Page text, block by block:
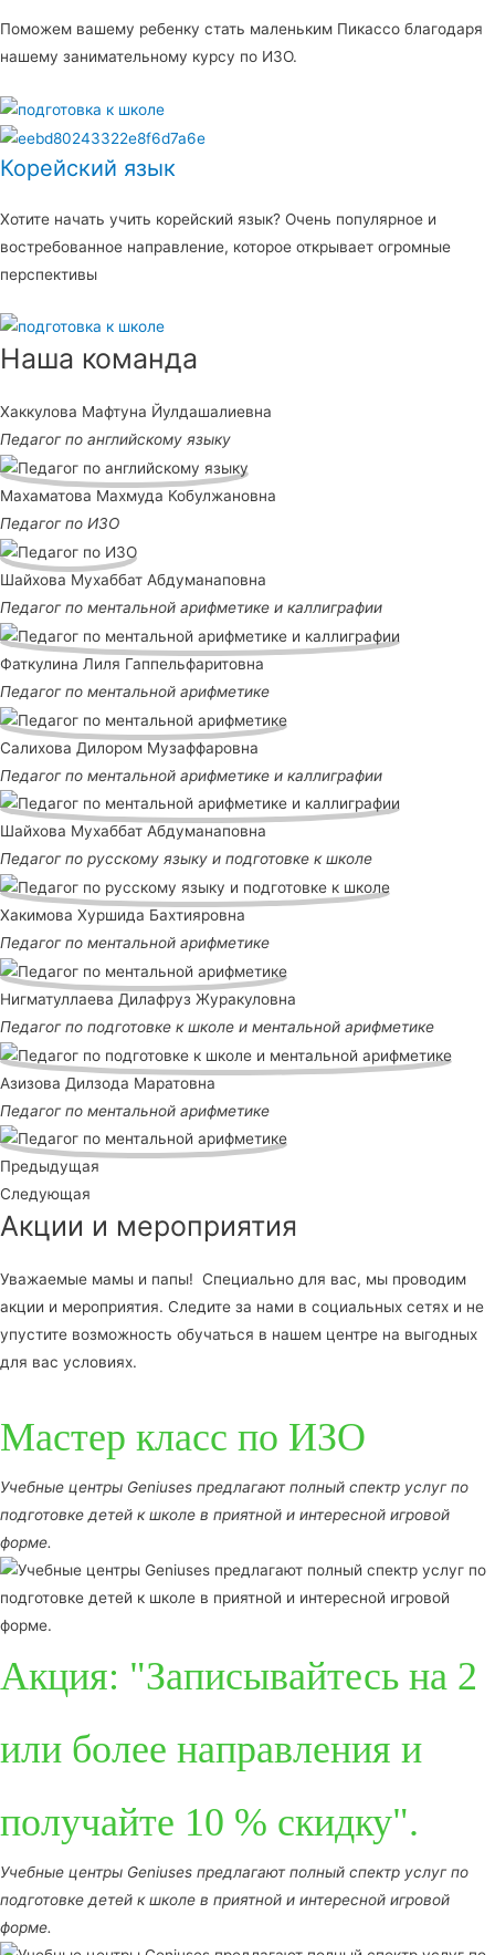
Поможем вашему ребенку стать маленьким Пикассо благодаря
нашему занимательному курсу по ИЗО.
Корейский язык
Хотите начать учить корейский язык? Очень популярное и
востребованное направление, которое открывает огромные
перспективы
Наша команда
Хаккулова Мафтуна Йулдашалиевна
Педагог по английскому языку
Махаматова Махмуда Кобулжановна
Педагог по ИЗО
Шайхова Мухаббат Абдуманаповна
Педагог по ментальной арифметике и каллиграфии
Фаткулина Лиля Гаппельфаритовна
Педагог по ментальной арифметике
Салихова Дилором Музаффаровна
Педагог по ментальной арифметике и каллиграфии
Шайхова Мухаббат Абдуманаповна
Педагог по русскому языку и подготовке к школе
Хакимова Хуршида Бахтияровна
Педагог по ментальной арифметике
Нигматуллаева Дилафруз Журакуловна
Педагог по подготовке к школе и ментальной арифметике
Азизова Дилзода Маратовна
Педагог по ментальной арифметике
Предыдущая
Следующая
Акции и мероприятия
Уважаемые мамы и папы! Специально для вас, мы проводим
акции и мероприятия. Следите за нами в социальных сетях и не
упустите возможность обучаться в нашем центре на выгодных
для вас условиях.
Мастер класс по ИЗО
Учебные центры Geniuses предлагают полный спектр услуг по
подготовке детей к школе в приятной и интересной игровой
форме.
Акция: "Записывайтесь на 2
или более направления и
получайте 10 % скидку".
Учебные центры Geniuses предлагают полный спектр услуг по
подготовке детей к школе в приятной и интересной игровой
форме.